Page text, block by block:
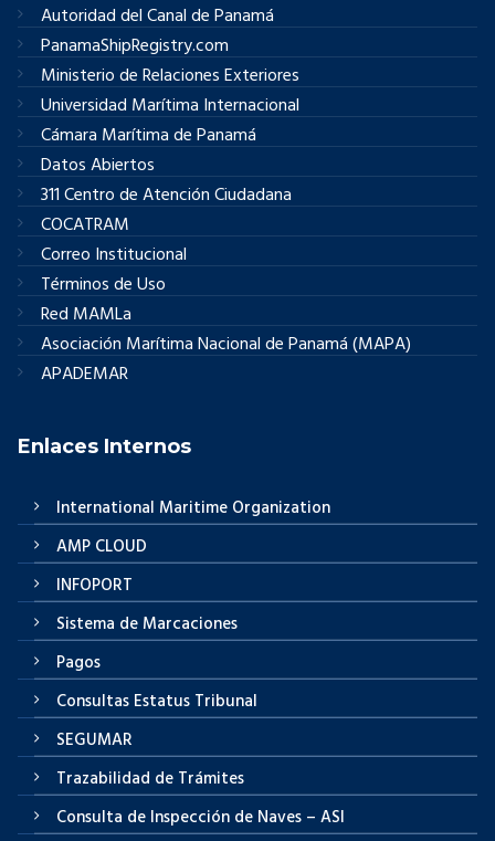
Autoridad del Canal de Panamá
PanamaShipRegistry.com
Ministerio de Relaciones Exteriores
Universidad Marítima Internacional
Cámara Marítima de Panamá
Datos Abiertos
311 Centro de Atención Ciudadana
COCATRAM
Correo Institucional
Términos de Uso
Red MAMLa
Asociación Marítima Nacional de Panamá (MAPA)
APADEMAR
Enlaces Internos
International Maritime Organization
AMP CLOUD
INFOPORT
Sistema de Marcaciones
Pagos
Consultas Estatus Tribunal
SEGUMAR
Trazabilidad de Trámites
Consulta de Inspección de Naves – ASI